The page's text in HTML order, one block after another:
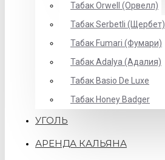
Табак Orwell (Орвелл)
Табак Serbetli (Щербет)
Табак Fumari (Фумари)
Табак Adalya (Адалия)
Табак Basio De Luxe
Табак Honey Badger
УГОЛЬ
АРЕНДА КАЛЬЯНА